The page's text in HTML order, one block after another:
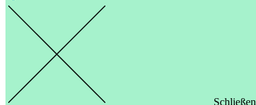
Schließen